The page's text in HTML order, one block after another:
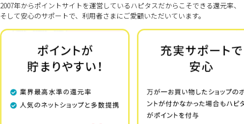
2007年からポイントサイトを運営しているハピタスだからこそできる還元率、
そして安心のサポートで、利用者さまにご愛顧いただいています。